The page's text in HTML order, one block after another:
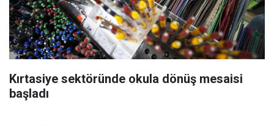
Kırtasiye sektöründe okula dönüş mesaisi
başladı